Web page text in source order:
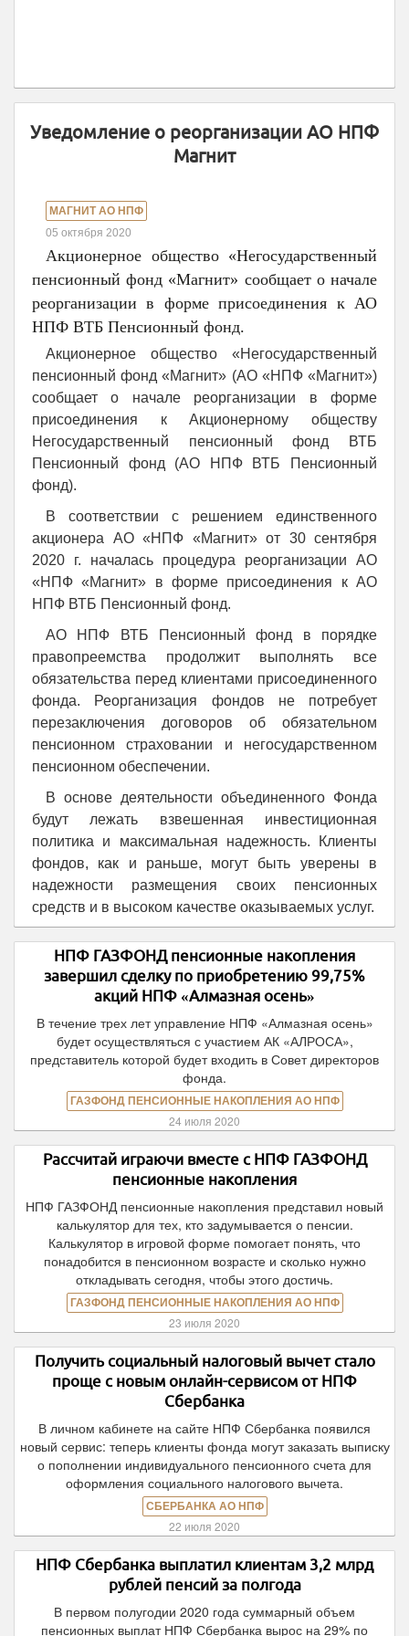
Уведомление о реорганизации АО НПФ
Магнит
МАГНИТ АО НПФ
05 октября 2020
Акционерное общество «Негосударственный
пенсионный фонд «Магнит» сообщает о начале
реорганизации в форме присоединения к АО
НПФ ВТБ Пенсионный фонд.
Акционерное общество «Негосударственный
пенсионный фонд «Магнит» (АО «НПФ «Магнит»)
сообщает о начале реорганизации в форме
присоединения к Акционерному обществу
Негосударственный пенсионный фонд ВТБ
Пенсионный фонд (АО НПФ ВТБ Пенсионный
фонд).
В соответствии с решением единственного
акционера АО «НПФ «Магнит» от 30 сентября
2020 г. началась процедура реорганизации АО
«НПФ «Магнит» в форме присоединения к АО
НПФ ВТБ Пенсионный фонд.
АО НПФ ВТБ Пенсионный фонд в порядке
правопреемства продолжит выполнять все
обязательства перед клиентами присоединенного
фонда. Реорганизация фондов не потребует
перезаключения договоров об обязательном
пенсионном страховании и негосударственном
пенсионном обеспечении.
В основе деятельности объединенного Фонда
будут лежать взвешенная инвестиционная
политика и максимальная надежность. Клиенты
фондов, как и раньше, могут быть уверены в
надежности размещения своих пенсионных
средств и в высоком качестве оказываемых услуг.
НПФ ГАЗФОНД пенсионные накопления
завершил сделку по приобретению 99,75%
акций НПФ «Алмазная осень»
В течение трех лет управление НПФ «Алмазная осень»
будет осуществляться с участием АК «АЛРОСА»,
представитель которой будет входить в Совет директоров
фонда.
ГАЗФОНД ПЕНСИОННЫЕ НАКОПЛЕНИЯ АО НПФ
24 июля 2020
Рассчитай играючи вместе с НПФ ГАЗФОНД
пенсионные накопления
НПФ ГАЗФОНД пенсионные накопления представил новый
калькулятор для тех, кто задумывается о пенсии.
Калькулятор в игровой форме помогает понять, что
понадобится в пенсионном возрасте и сколько нужно
откладывать сегодня, чтобы этого достичь.
ГАЗФОНД ПЕНСИОННЫЕ НАКОПЛЕНИЯ АО НПФ
23 июля 2020
Получить социальный налоговый вычет стало
проще с новым онлайн-сервисом от НПФ
Сбербанка
В личном кабинете на сайте НПФ Сбербанка появился
новый сервис: теперь клиенты фонда могут заказать выписку
о пополнении индивидуального пенсионного счета для
оформления социального налогового вычета.
СБЕРБАНКА АО НПФ
22 июля 2020
НПФ Сбербанка выплатил клиентам 3,2 млрд
рублей пенсий за полгода
В первом полугодии 2020 года суммарный объем
пенсионных выплат НПФ Сбербанка вырос на 29% по